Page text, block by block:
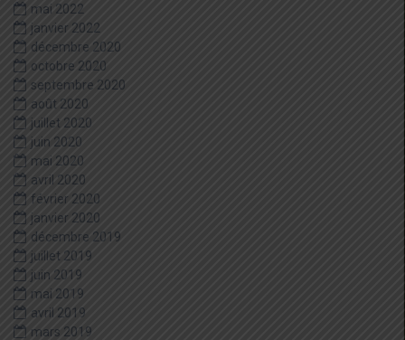
mai 2022
janvier 2022
décembre 2020
octobre 2020
septembre 2020
août 2020
juillet 2020
juin 2020
mai 2020
avril 2020
février 2020
janvier 2020
décembre 2019
juillet 2019
juin 2019
mai 2019
avril 2019
mars 2019